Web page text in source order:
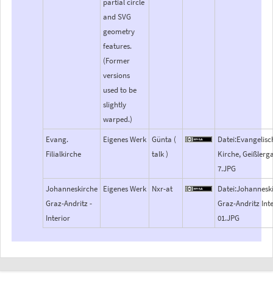
and SVG
geometry
features.
(Former
versions
used to be
slightly
warped.)
Evang.
Filialkirche
Eigenes Werk Günta (
talk )
Kirche,
7.JPG
Johanneskirche
Graz-Andritz -
Interior
Eigenes Werk Nxr-at
Graz-Andritz
01.JPG